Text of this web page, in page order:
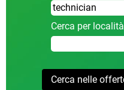
Cerca per località